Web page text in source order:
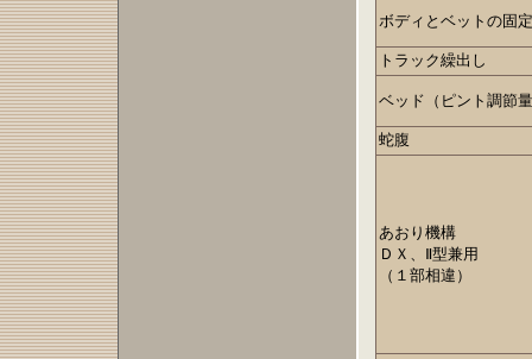
ボディとベットの固定
トラック繰出し
ベッド（ピント調節
蛇腹
あおり機構
ＤＸ、Ⅱ型兼用
（１部相違）